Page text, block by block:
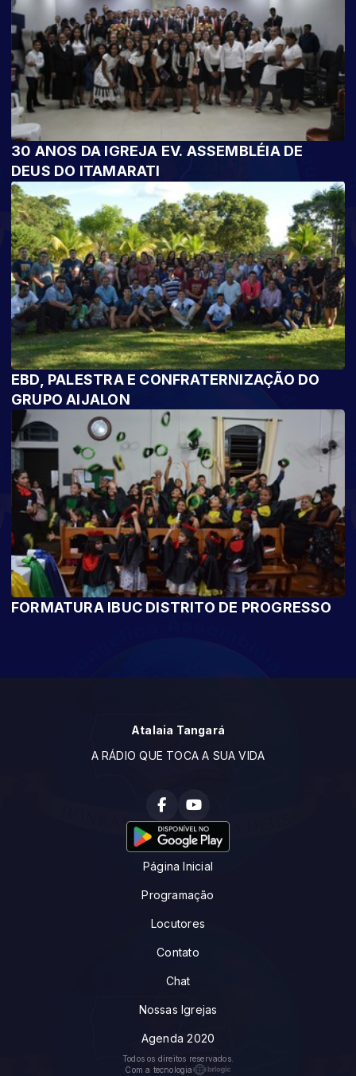
30 ANOS DA IGREJA EV. ASSEMBLÉIA DE
DEUS DO ITAMARATI
EBD, PALESTRA E CONFRATERNIZAÇÃO DO
GRUPO AIJALON
FORMATURA IBUC DISTRITO DE PROGRESSO
Atalaia Tangará
A RÁDIO QUE TOCA A SUA VIDA
Página Inicial
Programação
Locutores
Contato
Chat
Nossas Igrejas
Agenda 2020
Todos os direitos reservados.
Com a tecnologia